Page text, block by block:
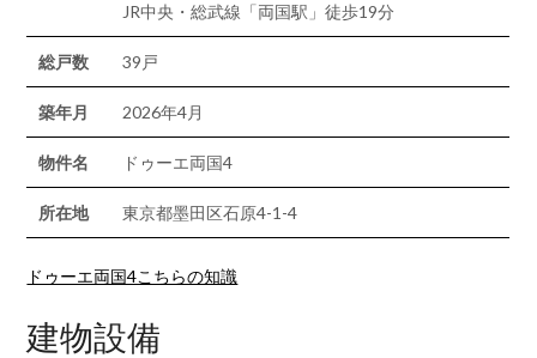
JR中央・総武線「両国駅」徒歩19分
総戸数 39戸
築年月 2026年4月
物件名 ドゥーエ両国4
所在地 東京都墨田区石原4-1-4
ドゥーエ両国4こちらの知識
建物設備